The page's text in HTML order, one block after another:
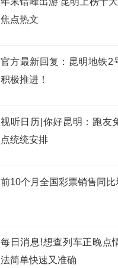
焦点热文
官方最新回复：昆明地铁2
积极推进！
视听日历|你好昆明：跑友
点统统安排
前10个月全国彩票销售同比
每日消息!想查列车正晚点
法简单快速又准确